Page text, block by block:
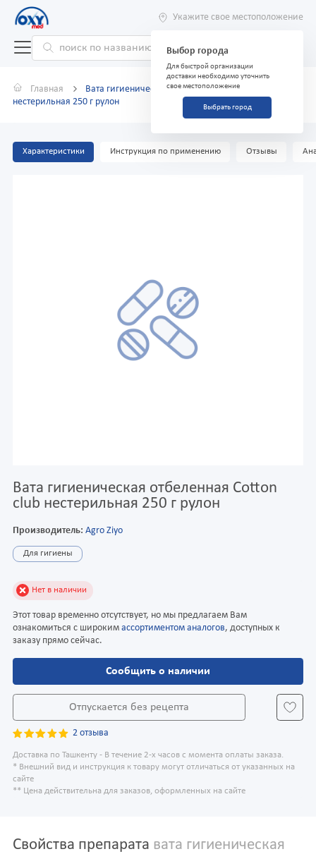
Укажите свое местоположение
Выбор города
Для быстрой организации
доставки необходимо уточнить
свое местоположение
Выбрать город
Главная
Вата гигиеническая отбеленная Cotton club
нестерильная 250 г рулон
Характеристики Инструкция по применению Отзывы
Вата гигиеническая отбеленная Cotton
club нестерильная 250 г рулон
Производитель: Agro Ziyo
Для гигиены
Нет в наличии
Этот товар временно отсутствует, но мы предлагаем Вам
ознакомиться с широким ассортиментом аналогов, доступных к
заказу прямо сейчас.
Сообщить о наличии
Отпускается без рецепта
2 отзыва
Доставка по Ташкенту - В течение 2-х часов с момента оплаты заказа.
* Внешний вид и инструкция к товару могут отличаться от указанных на
сайте
** Цена действительна для заказов, оформленных на сайте
Свойства препарата вата гигиеническая